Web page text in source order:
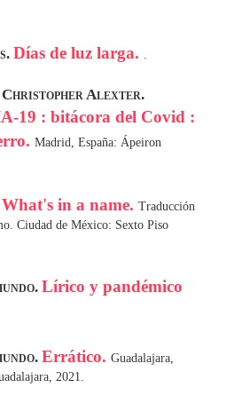
Días de luz larga. .
Christopher Alexter.
19 : bitácora del Covid :
Madrid, España: Ápeiron
What's in a name. Traducción
Ciudad de México: Sexto Piso
Lírico y pandémico
Errático. Guadalajara,
2021.